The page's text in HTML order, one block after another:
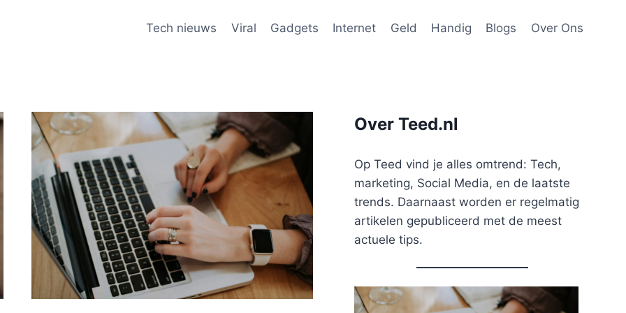
Tech nieuws Viral Gadgets Internet Geld Handig Blogs Over Ons
Over Teed.nl
Op Teed vind je alles omtrend: Tech,
marketing, Social Media, en de laatste
trends. Daarnaast worden er regelmatig
artikelen gepubliceerd met de meest
actuele tips.